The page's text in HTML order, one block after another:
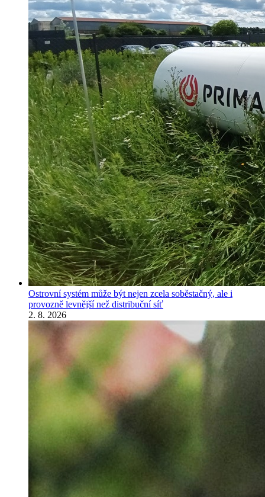
Ostrovní systém může být nejen zcela soběstačný, ale i
provozně levnější než distribuční síť
2. 8. 2026